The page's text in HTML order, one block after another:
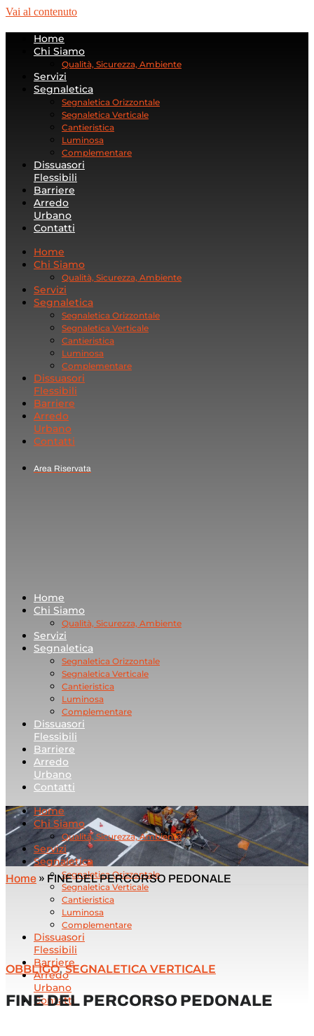
Vai al contenuto
Home
Chi Siamo
Qualità, Sicurezza, Ambiente
Servizi
Segnaletica
Segnaletica Orizzontale
Segnaletica Verticale
Cantieristica
Luminosa
Complementare
Dissuasori
Flessibili
Barriere
Arredo
Urbano
Contatti
Home
Chi Siamo
Qualità, Sicurezza, Ambiente
Servizi
Segnaletica
Segnaletica Orizzontale
Segnaletica Verticale
Cantieristica
Luminosa
Complementare
Dissuasori
Flessibili
Barriere
Arredo
Urbano
Contatti
Area Riservata
Home
Chi Siamo
Qualità, Sicurezza, Ambiente
Servizi
Segnaletica
Segnaletica Orizzontale
Segnaletica Verticale
Cantieristica
Luminosa
Complementare
Dissuasori
Flessibili
Barriere
Arredo
Urbano
Contatti
Home
Chi Siamo
Qualità, Sicurezza, Ambiente
Servizi
Segnaletica
Segnaletica Orizzontale
Segnaletica Verticale
Cantieristica
Luminosa
Complementare
Dissuasori
Flessibili
Barriere
Arredo
Urbano
Contatti
Home » FINE DEL PERCORSO PEDONALE
OBBLIGO,SEGNALETICA VERTICALE
FINE DEL PERCORSO PEDONALE